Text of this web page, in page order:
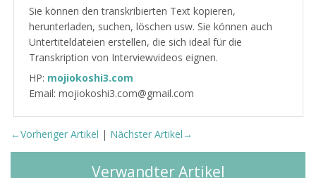
Sie können den transkribierten Text kopieren,
herunterladen, suchen, löschen usw. Sie können auch
Untertiteldateien erstellen, die sich ideal für die
Transkription von Interviewvideos eignen.
HP: mojiokoshi3.com
Email: mojiokoshi3.com@gmail.com
←Vorheriger Artikel | Nächster Artikel→
Verwandter Artikel